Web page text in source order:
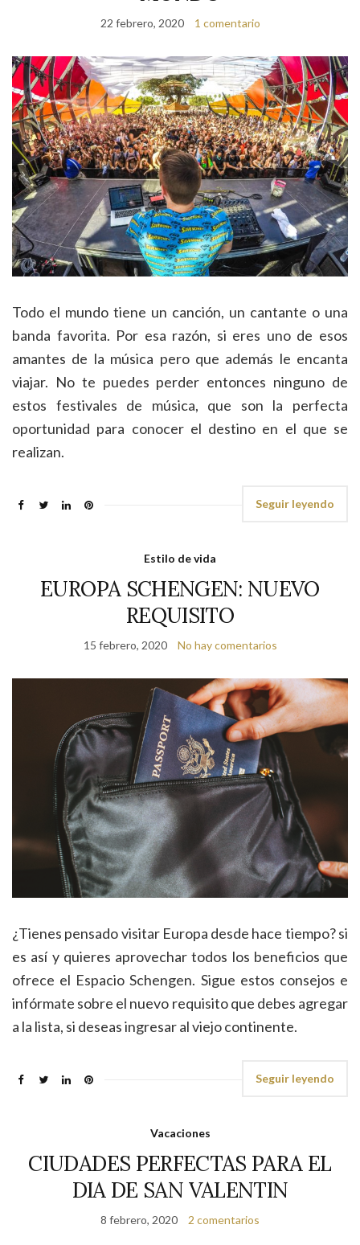
22 febrero, 2020 1 comentario
Todo el mundo tiene un canción, un cantante o una
banda favorita. Por esa razón, si eres uno de esos
amantes de la música pero que además le encanta
viajar. No te puedes perder entonces ninguno de
estos festivales de música, que son la perfecta
oportunidad para conocer el destino en el que se
realizan.
Seguir leyendo
Estilo de vida
EUROPA SCHENGEN: NUEVO
REQUISITO
15 febrero, 2020 No hay comentarios
¿Tienes pensado visitar Europa desde hace tiempo? si
es así y quieres aprovechar todos los beneficios que
ofrece el Espacio Schengen. Sigue estos consejos e
infórmate sobre el nuevo requisito que debes agregar
a la lista, si deseas ingresar al viejo continente.
Seguir leyendo
Vacaciones
CIUDADES PERFECTAS PARA EL
DIA DE SAN VALENTIN
8 febrero, 2020 2 comentarios